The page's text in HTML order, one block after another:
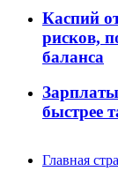
Каспий
рисков,
баланса
быстрее
Главная